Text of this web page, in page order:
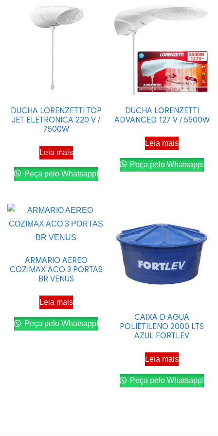
DUCHA LORENZETTI TOP
JET ELETRONICA 220 V /
7500W
Leia mais
Peça pelo Whatsapp!
DUCHA LORENZETTI
ADVANCED 127 V / 5500W
Leia mais
Peça pelo Whatsapp!
ARMARIO AEREO
COZIMAX ACO 3 PORTAS
BR VENUS
Leia mais
Peça pelo Whatsapp!
CAIXA D AGUA
POLIETILENO 2000 LTS
AZUL FORTLEV
Leia mais
Peça pelo Whatsapp!